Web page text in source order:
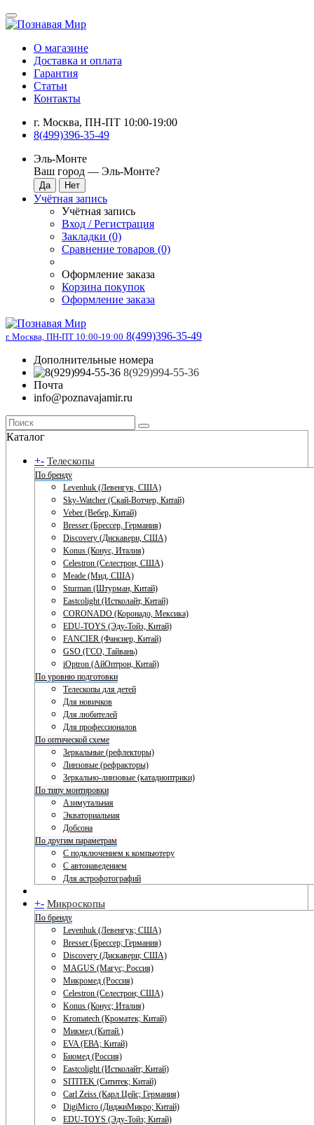
О магазине
Доставка и оплата
Гарантия
Статьи
Контакты
г. Москва, ПН-ПТ 10:00-19:00
8(499)396-35-49
Эль-Монте
Ваш город — Эль-Монте?
Учётная запись
Учётная запись
Вход / Регистрация
Закладки (0)
Сравнение товаров (0)
Оформление заказа
Корзина покупок
Оформление заказа
г. Москва, ПН-ПТ 10:00-19:00 8(499)396-35-49
Дополнительные номера
8(929)994-55-36
Почта
info@poznavajamir.ru
Каталог
+- Телескопы
По бренду
Levenhuk (Левенгук, США)
Sky-Watcher (Скай-Вотчер, Китай)
Veber (Вебер, Китай)
Bresser (Брессер, Германия)
Discovery (Дискавери, США)
Konus (Конус, Италия)
Celestron (Селестрон, США)
Meade (Мид, США)
Sturman (Штурман, Китай)
Eastcolight (Истколайт, Китай)
CORONADO (Коронадо, Мексика)
EDU-TOYS (Эду-Тойз, Китай)
FANCIER (Фансиер, Китай)
GSO (ГСО, Тайвань)
iOptron (АйОптрон, Китай)
По уровню подготовки
Телескопы для детей
Для новичков
Для любителей
Для профессионалов
По оптической схеме
Зеркальные (рефлекторы)
Линзовые (рефракторы)
Зеркально-линзовые (катадиоптрики)
По типу монтировки
Азимутальная
Экваториальная
Добсона
По другим параметрам
С подключением к компьютеру
С автонаведением
Для астрофотографий
+- Микроскопы
По бренду
Levenhuk (Левенгук; США)
Bresser (Брессер; Германия)
Discovery (Дискавери; США)
MAGUS (Магус; Россия)
Микромед (Россия)
Celestron (Селестрон; США)
Konus (Конус; Италия)
Kromatech (Кроматек; Китай)
Микмед (Китай.)
EVA (ЕВА; Китай)
Биомед (Россия)
Eastcolight (Истколайт; Китай)
SITITEK (Сититек; Китай)
Carl Zeiss (Карл Цейс; Германия)
DigiMicro (ДиджиМикро; Китай)
EDU-TOYS (Эду-Тойз; Китай)